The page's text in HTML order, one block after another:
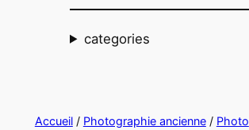
categories
Accueil/ Photographie ancienne/ Photo